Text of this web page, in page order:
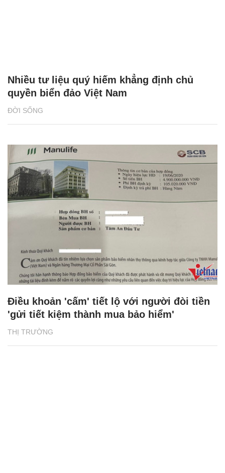
ĐỜI SỐNG
Nhiều tư liệu quý hiếm khẳng định chủ
quyền biển đảo Việt Nam
THỊ TRƯỜNG
Điều khoản 'cấm' tiết lộ với người đòi tiền
'gửi tiết kiệm thành mua bảo hiểm'